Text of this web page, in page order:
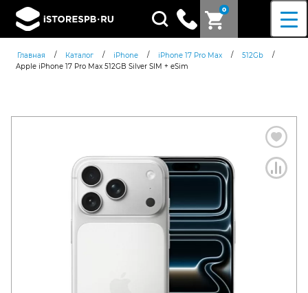
0
Поиск
товаров
Главная / Каталог / iPhone / iPhone 17 Pro Max / 512Gb
/
Apple iPhone 17 Pro Max 512GB Silver SIM + eSim